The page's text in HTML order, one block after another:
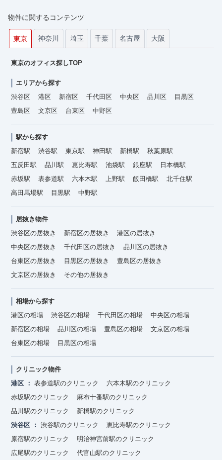
物件に関するコンテンツ
東京 神奈川 埼玉 千葉 名古屋 大阪
東京のオフィス探しTOP
エリアから探す
渋谷区
港区 新宿区 千代田区 中央区 品川区
目黒区
豊島区
文京区 台東区 中野区
駅から探す
新宿駅
渋谷駅 東京駅 神田駅 新橋駅
秋葉原駅
五反田駅
品川駅 恵比寿駅 池袋駅 銀座駅
日本橋駅
赤坂駅
表参道駅 六本木駅 上野駅 飯田橋駅
北千住駅
高田馬場駅
目黒駅 中野駅
居抜き物件
渋谷区の居抜き
新宿区の居抜き
港区の居抜き
中央区の居抜き
千代田区の居抜き
品川区の居抜き
台東区の居抜き
目黒区の居抜き
豊島区の居抜き
文京区の居抜き
その他の居抜き
相場から探す
港区の相場
渋谷区の相場 千代田区の相場
中央区の相場
新宿区の相場
品川区の相場 豊島区の相場
文京区の相場
台東区の相場
目黒区の相場
クリニック物件
港区
表参道駅のクリニック
六本木駅のクリニック
赤坂駅のクリニック
麻布十番駅のクリニック
品川駅のクリニック
新橋駅のクリニック
渋谷区
渋谷駅のクリニック
恵比寿駅のクリニック
原宿駅のクリニック
明治神宮前駅のクリニック
広尾駅のクリニック
代官山駅のクリニック